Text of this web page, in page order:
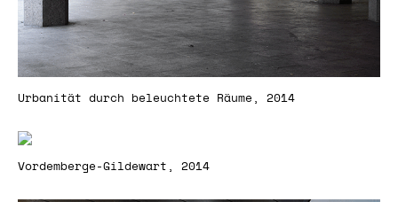
Urbanität durch beleuchtete Räume, 2014
Vordemberge-Gildewart, 2014